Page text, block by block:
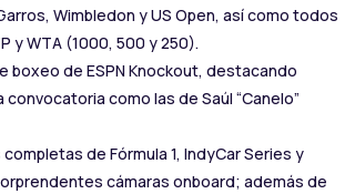
Wimbledon y US Open, así como todos
y WTA (1000, 500 y 250).
boxeo de ESPN Knockout, destacando
como las de Saúl “Canelo”
de Fórmula 1, IndyCar Series y
cámaras onboard; además de